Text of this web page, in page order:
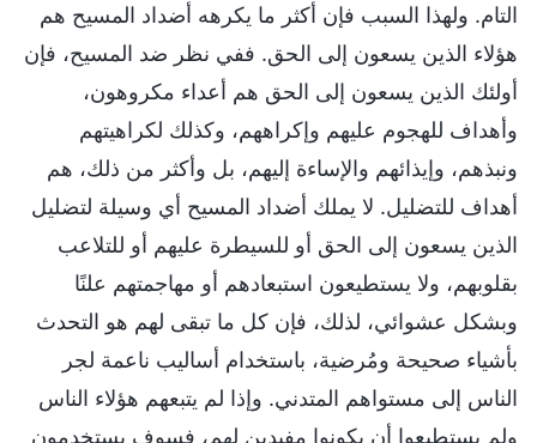
التام. ولهذا السبب فإن أكثر ما يكرهه أضداد المسيح هم
هؤلاء الذين يسعون إلى الحق. ففي نظر ضد المسيح، فإن
أولئك الذين يسعون إلى الحق هم أعداء مكروهون،
وأهداف للهجوم عليهم وإكراههم، وكذلك لكراهيتهم
ونبذهم، وإيذائهم والإساءة إليهم، بل وأكثر من ذلك، هم
أهداف للتضليل. لا يملك أضداد المسيح أي وسيلة لتضليل
الذين يسعون إلى الحق أو للسيطرة عليهم أو للتلاعب
بقلوبهم، ولا يستطيعون استبعادهم أو مهاجمتهم علنًا
وبشكل عشوائي، لذلك، فإن كل ما تبقى لهم هو التحدث
بأشياء صحيحة ومُرضية، باستخدام أساليب ناعمة لجر
الناس إلى مستواهم المتدني. وإذا لم يتبعهم هؤلاء الناس
ولم يستطيعوا أن يكونوا مفيدين لهم، فسوف يستخدمون